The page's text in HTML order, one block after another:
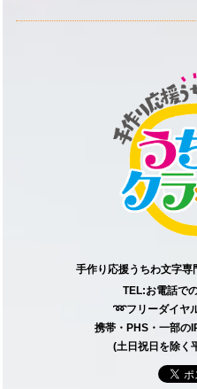
手作り応援うちわ文字
TEL:お電話で
➿フリーダイヤ
携帯・PHS・一部の
(土日祝日を除く